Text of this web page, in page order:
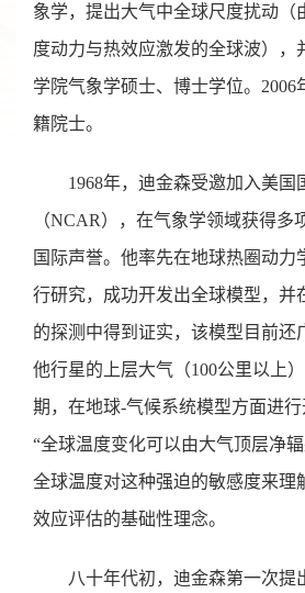
象学，提出大气中全球尺度扰动（
度动力与热效应激发的全球波），
学院气象学硕士、博士学位。2006
籍院士。
1968年，迪金森受邀加入美国
（NCAR），在气象学领域获得多
国际声誉。他率先在地球热圈动力
行研究，成功开发出全球模型，并
的探测中得到证实，该模型目前还
他行星的上层大气（100公里以上
期，在地球-气候系统模型方面进
“全球温度变化可以由大气顶层净
全球温度对这种强迫的敏感度来理
效应评估的基础性理念。
八十年代初，迪金森第一次提